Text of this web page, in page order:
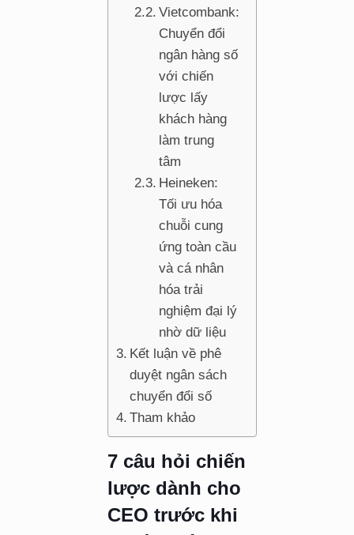
Vietcombank:
Chuyển đổi
ngân hàng số
với chiến
lược lấy
khách hàng
làm trung
tâm
Heineken:
Tối ưu hóa
chuỗi cung
ứng toàn cầu
và cá nhân
hóa trải
nghiệm đại lý
nhờ dữ liệu
Kết luận về phê
duyệt ngân sách
chuyển đổi số
Tham khảo
7 câu hỏi chiến
lược dành cho
CEO trước khi